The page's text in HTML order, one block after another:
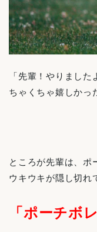
「先輩！やりまし
ちゃくちゃ嬉しかっ
ところが先輩は、ポ
ウキウキが隠し切れ
「ポーチボ